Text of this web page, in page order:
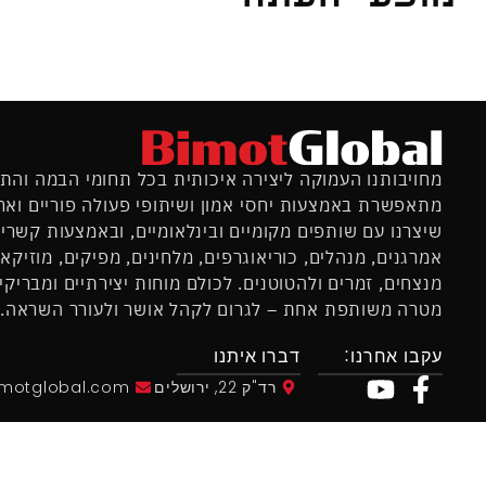
מחויבותנו העמוקה ליצירה איכותית בכל תחומי הבמה
מתאפשרת באמצעות יחסי אמון ושיתופי פעולה פוריים
שיצרנו עם שותפים מקומיים ובינלאומיים, ובאמצעות
אמרגנים, מנהלים, כוריאוגרפים, מלחינים, מפיקים,
מנצחים, זמרים ולהטוטנים. לכולם מוחות יצירתיים
מטרה משותפת אחת – לגרום לקהל אושר ולעורר השראה.
עקבו אחרנו: דברו איתנו
רד"ק 22, ירושלים